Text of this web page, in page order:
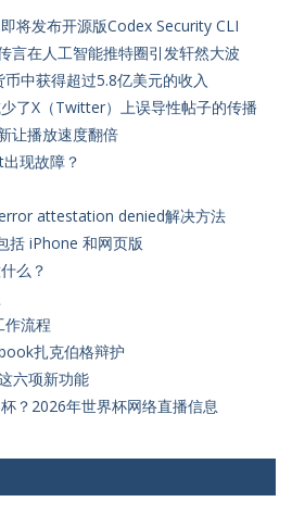
将发布开源版Codex Security CLI
言在人工智能推特圈引发轩然大波
中获得超过5.8亿美元的收入
了X（Twitter）上误导性帖子的传播
让播放速度翻倍
现故障？
attestation denied解决方法
括 iPhone 和网页版
么？
流程
扎克伯格辩护
六项新功能
？2026年世界杯网络直播信息